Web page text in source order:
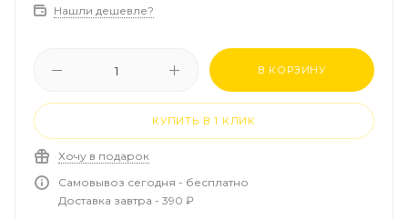
Нашли дешевле?
В КОРЗИНУ
КУПИТЬ В 1 КЛИК
Хочу в подарок
Самовывоз сегодня - бесплатно
Доставка завтра - 390 ₽